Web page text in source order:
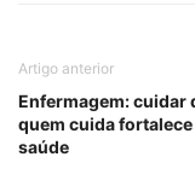
Artigo anterior
Enfermagem: cuidar
quem cuida fortalece
saúde